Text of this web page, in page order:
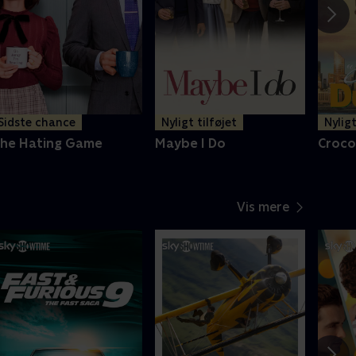
chance
Hating Game
Nyligt tilføjet
Maybe I Do
Vis mere